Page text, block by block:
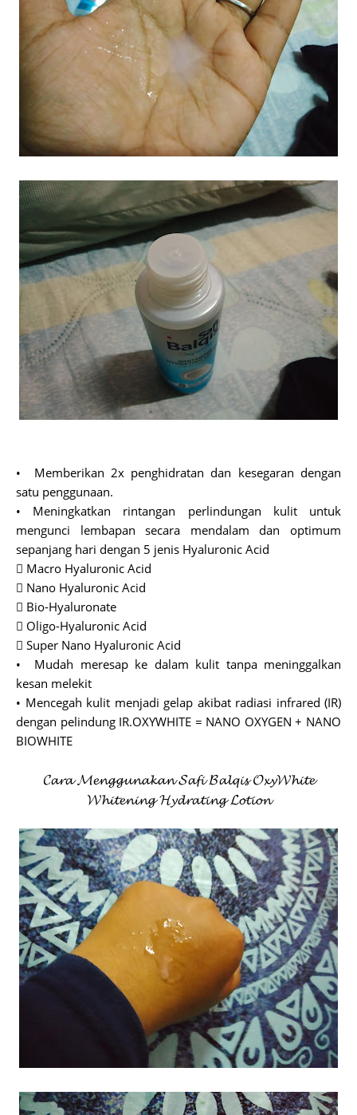
• Memberikan 2x penghidratan dan kesegaran dengan
satu penggunaan.
• Meningkatkan rintangan perlindungan kulit untuk
mengunci lembapan secara mendalam dan optimum
sepanjang hari dengan 5 jenis Hyaluronic Acid
 Macro Hyaluronic Acid
 Nano Hyaluronic Acid
 Bio-Hyaluronate
 Oligo-Hyaluronic Acid
 Super Nano Hyaluronic Acid
• Mudah meresap ke dalam kulit tanpa meninggalkan
kesan melekit
• Mencegah kulit menjadi gelap akibat radiasi infrared (IR)
dengan pelindung IR.OXYWHITE = NANO OXYGEN + NANO
BIOWHITE
𝓒𝓪𝓻𝓪 𝓜𝓮𝓷𝓰𝓰𝓾𝓷𝓪𝓴𝓪𝓷 𝓢𝓪𝓯𝓲 𝓑𝓪𝓵𝓺𝓲𝓼 𝓞𝔁𝔂𝓦𝓱𝓲𝓽𝓮
𝓦𝓱𝓲𝓽𝓮𝓷𝓲𝓷𝓰 𝓗𝔂𝓭𝓻𝓪𝓽𝓲𝓷𝓰 𝓛𝓸𝓽𝓲𝓸𝓷